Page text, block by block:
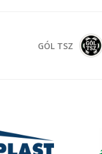
GÓL TSZ